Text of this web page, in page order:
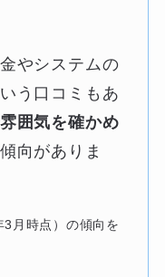
やシステムの
う口コミもあ
囲気を確かめ
向がありま
月時点）の傾向を